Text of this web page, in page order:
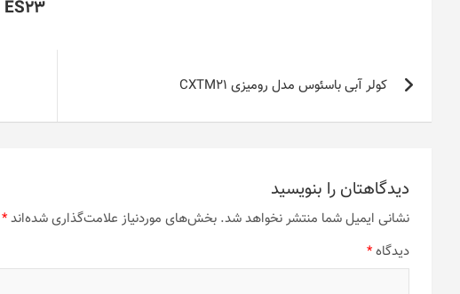
ES23
راهبری
نوشتهکولر آبی باسئوس مدل رومیزی CXTM21
دیدگاهتان را بنویسید
نشانی ایمیل شما منتشر نخواهد شد. بخش‌های موردنیاز علامت‌گذاری شده‌اند*
دیدگاه*